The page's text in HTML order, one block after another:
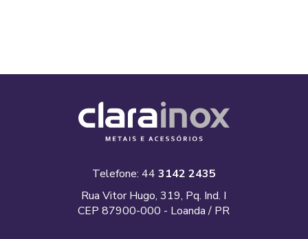
Telefone: 44 3142 2435
Rua Vitor Hugo, 319, Pq. Ind. I
CEP 87900-000 - Loanda / PR